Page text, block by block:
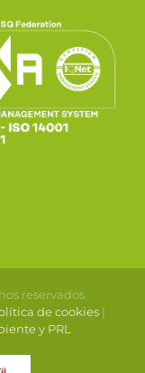
reservados
de cookies |
y PRL